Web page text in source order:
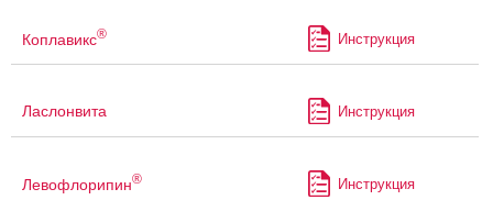
Коплавикс® Инструкция
Ласлонвита Инструкция
Левофлорипин® Инструкция